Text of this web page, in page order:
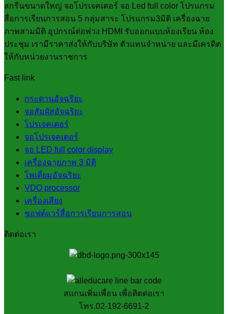
สกรีนขนาดใหญ่ จอโปรเจคเตอร์ จอ Led full color โปรแกรม
สื่อการเรียนการสอน 5 กลุ่มสาระ โปรแกรม3มิติ เครื่องฉาย
ภาพสามมิติ อุปกรณ์ต่อพ่วง HDMI รับออกแบบห้องเรียน ห้อง
ประชุม เรามีราคาส่งให้กับบริษัท ตัวแทนจำหน่าย และมีเครดิต
ให้กับหน่วยงานราชการ
Fast link
กระดานอัจฉริยะ
จอสัมผัสอัจฉริยะ
โปรเจคเตอร์
จอโปรเจคเตอร์
จอ LED full color display
เครื่องฉายภาพ 3 มิติ
โพเดี่ยมอัจฉริยะ
VDO processor
เครื่องเสียง
ซอฟต์แวร์สื่อการเรียนการสอน
ติดต่อเรา
สแกนเพิ่มเพื่อน เพื่อติดต่อเรา
โทร.02-192-6691-2